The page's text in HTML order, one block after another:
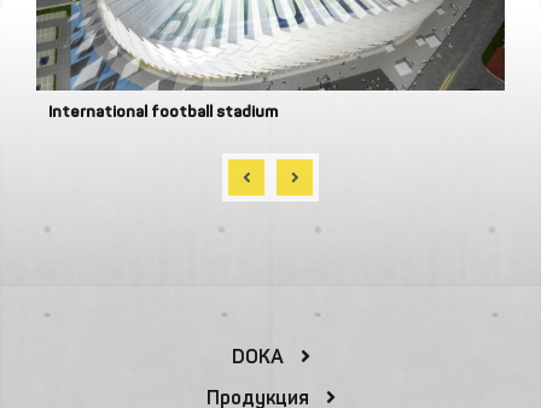
International football stadium
DOKA
Продукция